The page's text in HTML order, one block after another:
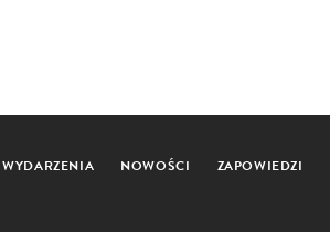
WYDARZENIA NOWOŚCI ZAPOWIEDZI